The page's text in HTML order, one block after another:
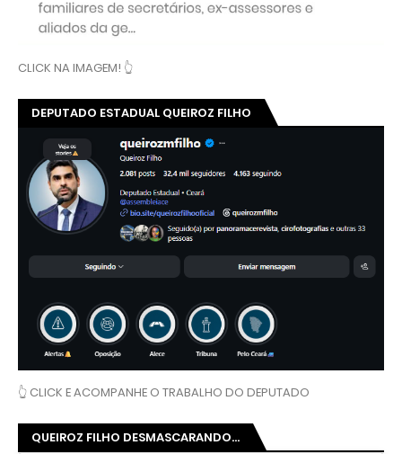
CLICK NA IMAGEM! 👆
DEPUTADO ESTADUAL QUEIROZ FILHO
👆 CLICK E ACOMPANHE O TRABALHO DO DEPUTADO
QUEIROZ FILHO DESMASCARANDO...